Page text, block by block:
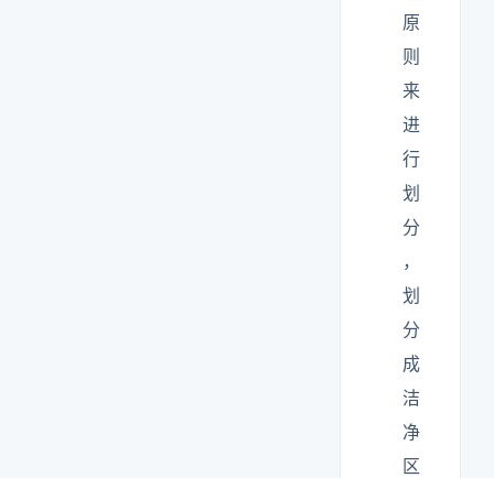
原
则
来
进
行
划
分
，
划
分
成
洁
净
区